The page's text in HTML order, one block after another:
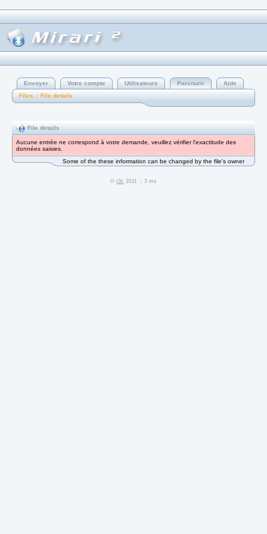
Envoyer Votre compte Utilisateurs Parcourir
Aide
Files :: File details
File details
Aucune entrée ne correspond à votre demande, veuillez vérifier l'exactitude des
données saisies.
Some of the these information can be changed by the file's owner
© r3c 2011 :: 3 ms